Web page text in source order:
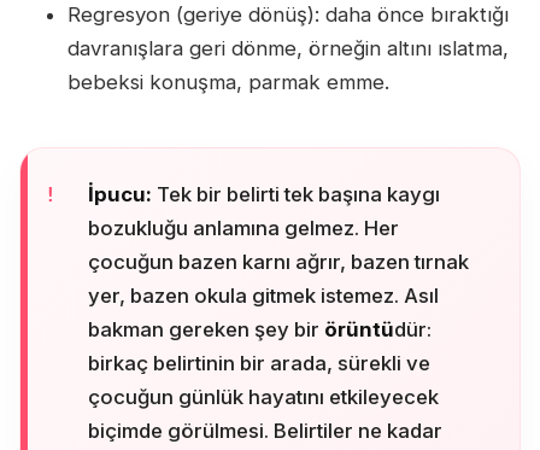
Regresyon (geriye dönüş): daha önce bıraktığı
davranışlara geri dönme, örneğin altını ıslatma,
bebeksi konuşma, parmak emme.
İpucu: Tek bir belirti tek başına kaygı
bozukluğu anlamına gelmez. Her
çocuğun bazen karnı ağrır, bazen tırnak
yer, bazen okula gitmek istemez. Asıl
bakman gereken şey bir örüntüdür:
birkaç belirtinin bir arada, sürekli ve
çocuğun günlük hayatını etkileyecek
biçimde görülmesi. Belirtiler ne kadar